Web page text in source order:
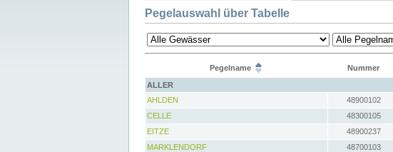
Pegelauswahl über Tabelle
Pegelname Nummer
ALLER
AHLDEN
48900102
CELLE
48300105
EITZE
48900237
MARKLENDORF
48700103